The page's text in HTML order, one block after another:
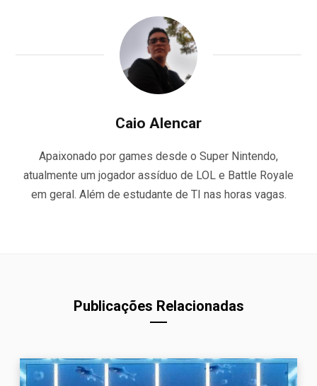
Caio Alencar
Apaixonado por games desde o Super Nintendo,
atualmente um jogador assíduo de LOL e Battle Royale
em geral. Além de estudante de TI nas horas vagas.
Publicações Relacionadas